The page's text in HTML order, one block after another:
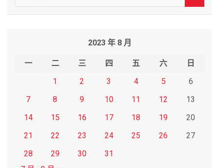
e
2023 年 8 月
一 二 三 四 五 六
日
1
2 3 4 5
6
7
8 9 10 11 12
13
14
15 16 17 18 19
20
21
22 23 24 25 26
27
28
29 30
31